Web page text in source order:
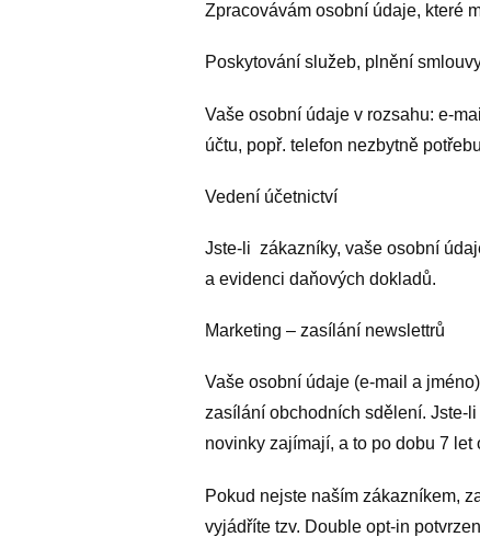
Zpracovávám osobní údaje, které
Poskytování služeb, plnění
Vaše osobní údaje v rozsahu: e-
účtu, popř. telefon nezbytně
Vedení účetnictví
Jste-li zákazníky, vaše osobní
a evidenci daňových dokladů.
Marketing – zasílání newslettrů
Vaše osobní údaje (e-mail a
zasílání obchodních sdělení. Jste-
novinky zajímají, a to po dobu 7 let
Pokud nejste naším zákazníkem,
vyjádříte tzv. Double opt-in